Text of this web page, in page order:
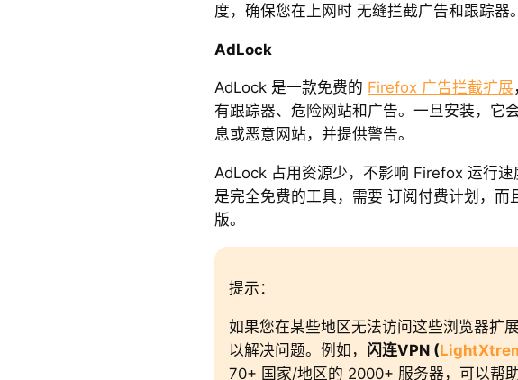
度，确保您在上网时 无缝拦截广告和跟踪器。
AdLock
AdLock 是一款免费的 Firefox 广告拦截扩展
有跟踪器、危险网站和广告。一旦安装，它
息或恶意网站，并提供警告。
AdLock 占用资源少，不影响 Firefox 运行速
是完全免费的工具，需要 订阅付费计划，而
版。
提示：
如果您在某些地区无法访问这些浏览器扩
以解决问题。例如， 闪连VPN (
70+ 国家/地区的 2000+ 服务器，可以帮